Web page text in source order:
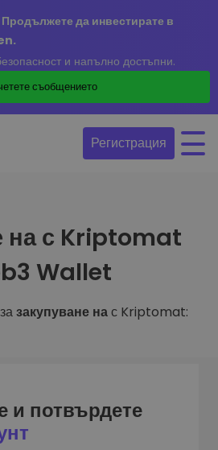
да инвестирате в
и напълно достъпни.
съобщението
Регистрация
на с Kriptomat
Wallet
закупуване нас Kriptomat:
и потвърдете